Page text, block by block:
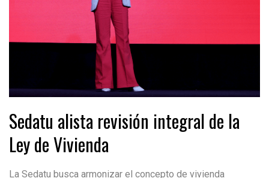
Sedatu alista revisión integral de la
Ley de Vivienda
La Sedatu busca armonizar el concepto de vivienda